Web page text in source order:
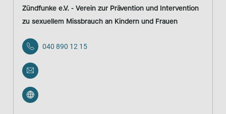
Zündfunke e.V. - Verein zur Prävention und Intervention
zu sexuellem Missbrauch an Kindern und Frauen
040 890 12 15